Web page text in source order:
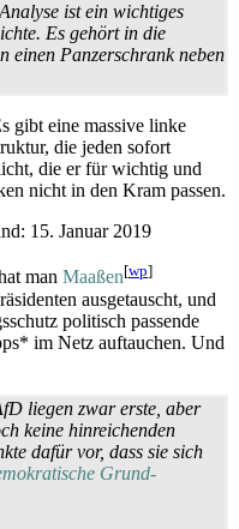
ist ein wichtiges
Es gehört in die
einen Panzerschrank neben
gibt eine massive linke
die jeden sofort
die er für wichtig und
nicht in den Kram passen.
15. Januar 2019
man Maaßen[wp]
ausgetauscht, und
politisch passende
im Netz auftauchen. Und
liegen zwar erste, aber
keine hinreichenden
dafür vor, dass sie sich
Grund­